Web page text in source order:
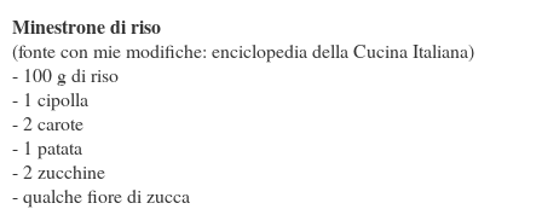
Minestrone di riso
(fonte con mie modifiche: enciclopedia della Cucina Italiana)
- 100 g di riso
- 1 cipolla
- 2 carote
- 1 patata
- 2 zucchine
- qualche fiore di zucca